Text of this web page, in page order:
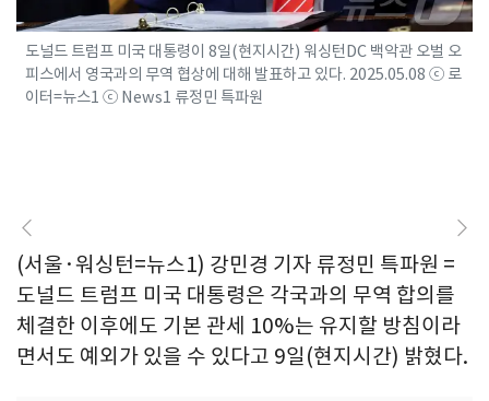
도널드 트럼프 미국 대통령이 8일(현지시간) 워싱턴DC 백악관 오벌 오
피스에서 영국과의 무역 협상에 대해 발표하고 있다. 2025.05.08 ⓒ 로
이터=뉴스1 ⓒ News1 류정민 특파원
(서울·워싱턴=뉴스1) 강민경 기자 류정민 특파원 =
도널드 트럼프 미국 대통령은 각국과의 무역 합의를
체결한 이후에도 기본 관세 10%는 유지할 방침이라
면서도 예외가 있을 수 있다고 9일(현지시간) 밝혔다.